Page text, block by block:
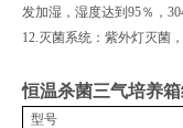
发加湿，湿度达到95％，
12.灭菌系统：紫外灯灭菌
恒温杀菌三气培养
型号